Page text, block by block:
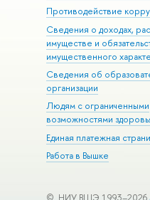
Противодействие
Сведения о доходах,
имуществе и
имущественного
Сведения об
организации
Людям с ограниченными
возможностями
Единая платежная
Работа в Вышке